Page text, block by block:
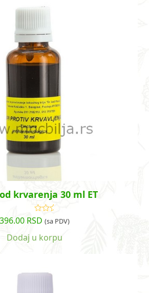
krvarenja 30 ml ET
Ocenjeno
sa4.83od
396.00 RSD (sa PDV)
Dodaj u korpu